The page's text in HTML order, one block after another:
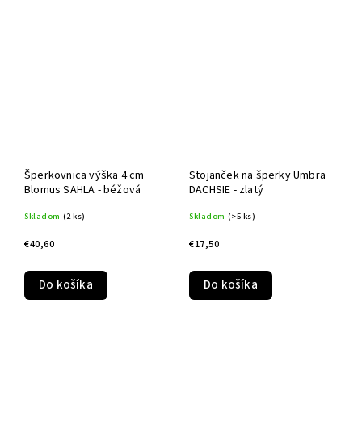
Šperkovnica výška 4 cm
Blomus SAHLA - béžová
Skladom (2 ks)
€40,60
Do košíka
Stojanček na šperky Umbra
DACHSIE - zlatý
Skladom (>5 ks)
€17,50
Do košíka